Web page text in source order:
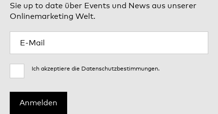
Sie up to date über Events und News aus unserer
Onlinemarketing Welt.
Ich akzeptiere die Datenschutzbestimmungen.